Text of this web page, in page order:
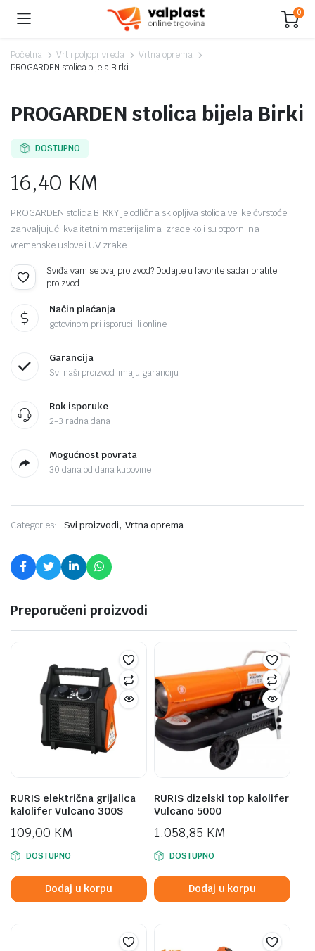
0
Početna Vrt i poljoprivreda
Vrtna oprema
PROGARDEN stolica bijela Birki
PROGARDEN stolica bijela Birki
DOSTUPNO
16,40 KM
PROGARDEN stolica BIRKY je odlična sklopljiva stolica velike čvrstoće
zahvaljujući kvalitetnim materijalima izrade koji su otporni na
vremenske uslove i UV zrake.
Sviđa vam se ovaj proizvod? Dodajte u favorite sada i pratite
proizvod.
Način plaćanja
gotovinom pri isporuci ili online
Garancija
Svi naši proizvodi imaju garanciju
Rok isporuke
2-3 radna dana
Mogućnost povrata
30 dana od dana kupovine
Categories: Svi proizvodi,Vrtna oprema
Preporučeni proizvodi
RURIS električna grijalica
kalolifer Vulcano 300S
109,00 KM
DOSTUPNO
Dodaj u korpu
RURIS dizelski top kalolifer
Vulcano 5000
1.058,85 KM
DOSTUPNO
Dodaj u korpu